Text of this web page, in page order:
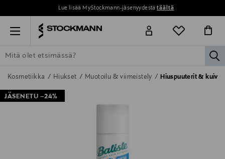
Lue lisää MyStockmann-jäsenyydestätäältä
Menu
ETSI KAIKKI NAISET MIEHET LAPSET KOTI
Kosmetiikka Hiukset Muotoilu & viimeistely Hiuspuuterit &
JÄSENETU –24%